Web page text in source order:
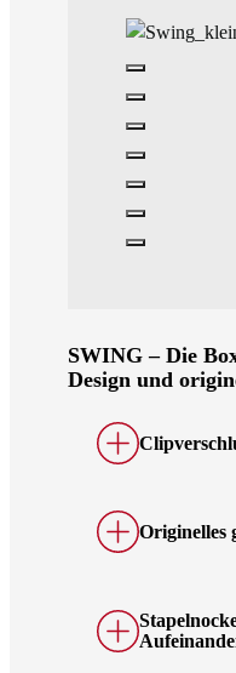
SWING – Die
Design und
Originelles